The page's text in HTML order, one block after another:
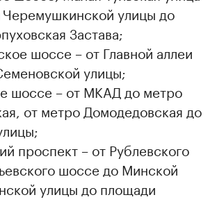
улицы до
Застава;
шоссе – от Главной аллеи
улицы;
шоссе – от МКАД до метро
от метро Домодедовская до
проспект – от Рублевского
шоссе до Минской
улицы до площади